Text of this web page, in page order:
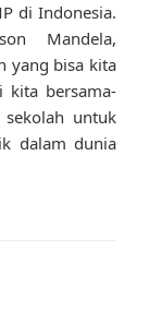
di Indonesia.
Mandela,
yang bisa kita
kita bersama-
untuk
dalam dunia